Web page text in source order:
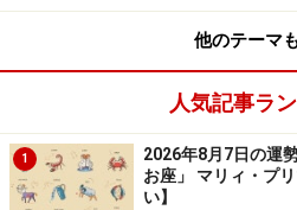
ほしいもののために貯金を始
◎。
＞今週の運勢！ 章月綾乃の【
他のテーマ
人気記事ラ
1
2026年8月7日の運
お座」 マリィ・プ
い】